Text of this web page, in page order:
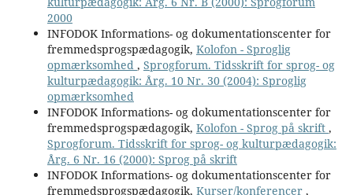
2000
INFODOK Informations- og dokumentationscenter for
fremmedsprogspædagogik, Kolofon - Sproglig
opmærksomhed , Sprogforum. Tidsskrift for sprog- og
kulturpædagogik: Årg. 10 Nr. 30 (2004): Sproglig
opmærksomhed
INFODOK Informations- og dokumentationscenter for
fremmedsprogspædagogik, Kolofon - Sprog på skrift ,
Sprogforum. Tidsskrift for sprog- og kulturpædagogik:
Årg. 6 Nr. 16 (2000): Sprog på skrift
INFODOK Informations- og dokumentationscenter for
fremmedsprogspædagogik, Kurser/konferencer ,